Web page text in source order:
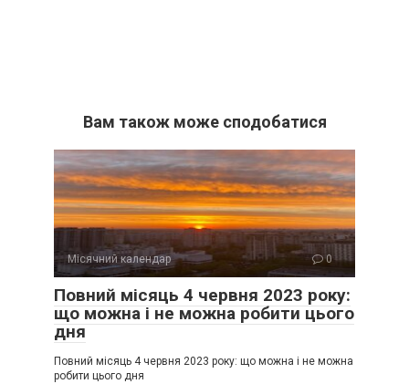
Вам також може сподобатися
Місячний календар 0
Повний місяць 4 червня 2023 року:
що можна і не можна робити цього
дня
Повний місяць 4 червня 2023 року: що можна і не можна
робити цього дня